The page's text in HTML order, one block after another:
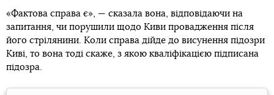
«Фактова справа є», — сказала вона, відповідаючи на
запитання, чи порушили щодо Киви провадження після
його стрілянини. Коли справа дійде до висунення підозри
Киві, то вона тоді скаже, з якою кваліфікацією підписана
підозра.